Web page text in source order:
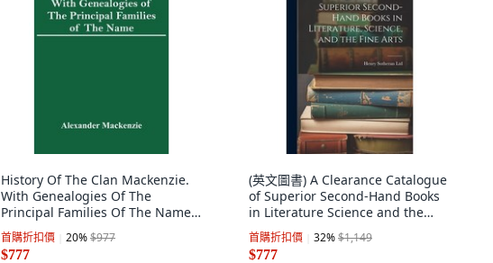
History Of The Clan Mackenzie.
With Genealogies Of The
Principal Families Of The Name
平裝版, Alpha Edition, 英文
首購折扣價 20%$977
$777
(英文圖書) A Clearance Catalogue
of Superior Second-Hand Books
in Literature Science and the
Fine Arts 精裝版, Legare Street
Press, 英文
首購折扣價 32%$1,149
$777